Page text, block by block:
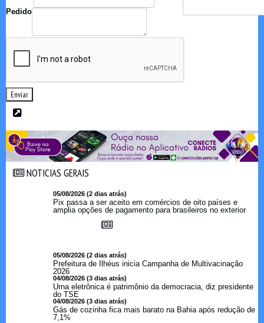
Pedido
Enviar
NOTICIAS GERAIS
05/08/2026 (2 dias atrás)
Pix passa a ser aceito em comércios de oito países e
amplia opções de pagamento para brasileiros no exterior
05/08/2026 (2 dias atrás)
Prefeitura de Ilhéus inicia Campanha de Multivacinação
2026
04/08/2026 (3 dias atrás)
Urna eletrônica é patrimônio da democracia, diz presidente
do TSE
04/08/2026 (3 dias atrás)
Gás de cozinha fica mais barato na Bahia após redução de
7,1%